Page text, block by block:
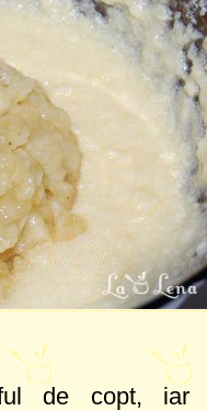
de copt, iar